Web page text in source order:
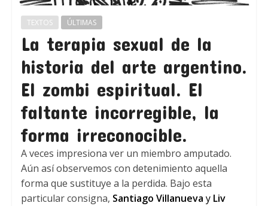
TEXTOS ÚLTIMAS
La terapia sexual de la
historia del arte argentino.
El zombi espiritual. El
faltante incorregible, la
forma irreconocible.
A veces impresiona ver un miembro amputado.
Aún así observemos con detenimiento aquella
forma que sustituye a la perdida. Bajo esta
particular consigna, Santiago Villanueva y Liv